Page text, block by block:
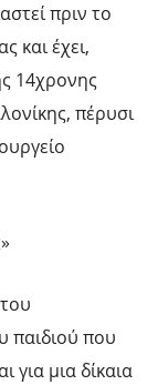
πριν το
και έχει,
14χρονης
πέρυσι
παιδιού που
για μια δίκαια